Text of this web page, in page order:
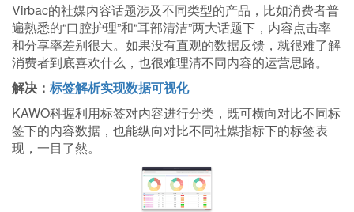
Virbac的社媒内容话题涉及不同类型的产品，比如消费者普
遍熟悉的“口腔护理”和“耳部清洁”两大话题下，内容点击率
和分享率差别很大。如果没有直观的数据反馈，就很难了解
消费者到底喜欢什么，也很难理清不同内容的运营思路。
解决： 标签解析实现数据可视化
KAWO科握利用标签对内容进行分类，既可横向对比不同标
签下的内容数据，也能纵向对比不同社媒指标下的标签表
现，一目了然。